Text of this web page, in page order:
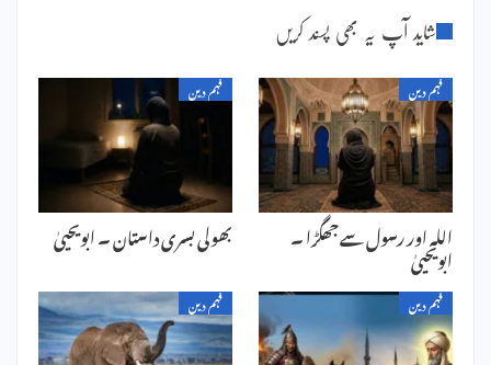
شاید آپ یہ بھی پسند کریں
فہم دین
اللہ اور رسول سے جھگڑا ۔
ابویحییٰ
فہم دین
بھولی بسری داستان ۔ ابویحییٰ
فہم دین فہم دین